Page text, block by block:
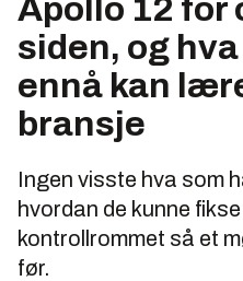
Apollo 12 for
siden, og
ennå kan
bransje
Ingen visste hva som
hvordan de kunne
kontrollrommet så et
før.